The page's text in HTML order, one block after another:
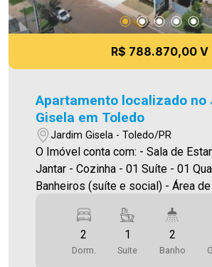
R$ 788.870,00 V
Apartamento localizado no
Gisela em Toledo
Jardim Gisela - Toledo/PR
O Imóvel conta com: - Sala de
Jantar - Cozinha - 01 Suíte - 01
Banheiros (suíte e social) - Área
garagem *Edifício com elevador, salão de festas,
piscina, academia e espaço kids. Área Privativa
74,00m² A Imobiliária Ativa possui hoje uma das
2
Dorm.
1
Suite
2
Banho